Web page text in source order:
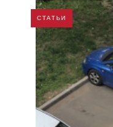
СТАТЬИ